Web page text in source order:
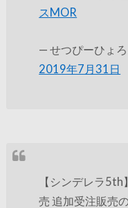
スMOR
— せつぴーひょ
2019年7月31日
【シンデレラ
売 追加受注販売